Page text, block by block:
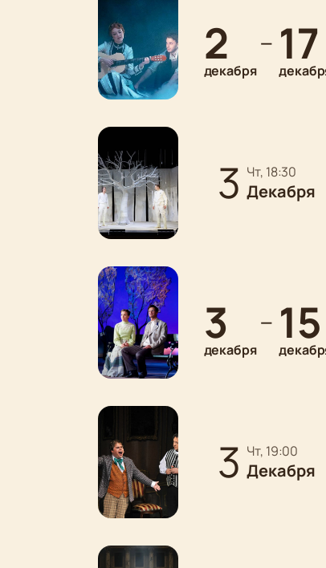
2
декабря
— 17
3 чт, 18:30
Декабря
3
декабря
— 15
3 чт, 19:00
Декабря